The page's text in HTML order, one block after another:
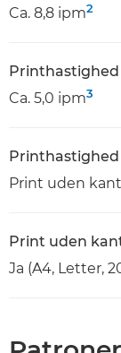
Ca. 8,8 ipm2
Printhastighed
Ca. 5,0 ipm3
Print uden kant
Print uden
Ja (A4, Letter,